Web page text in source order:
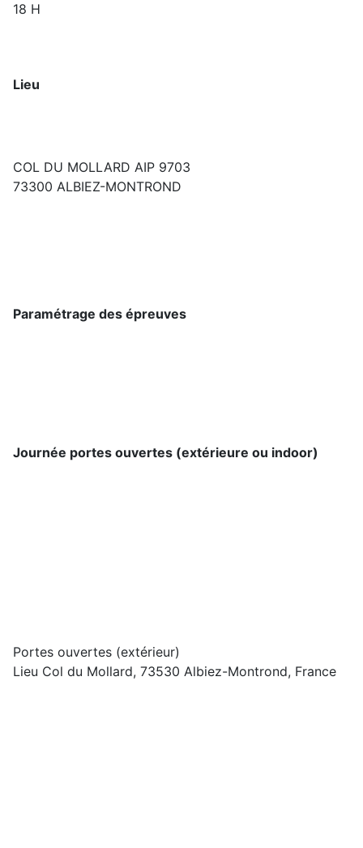
18 H
Lieu
COL DU MOLLARD AIP 9703
73300 ALBIEZ-MONTROND
Paramétrage des épreuves
Journée portes ouvertes (extérieure ou indoor)
Portes ouvertes (extérieur)
Lieu Col du Mollard, 73530 Albiez-Montrond, France